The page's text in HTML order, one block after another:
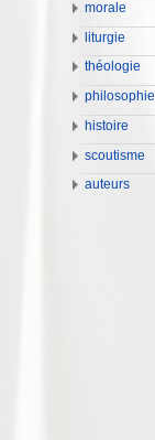
morale
liturgie
théologie
philosophie
histoire
scoutisme
auteurs